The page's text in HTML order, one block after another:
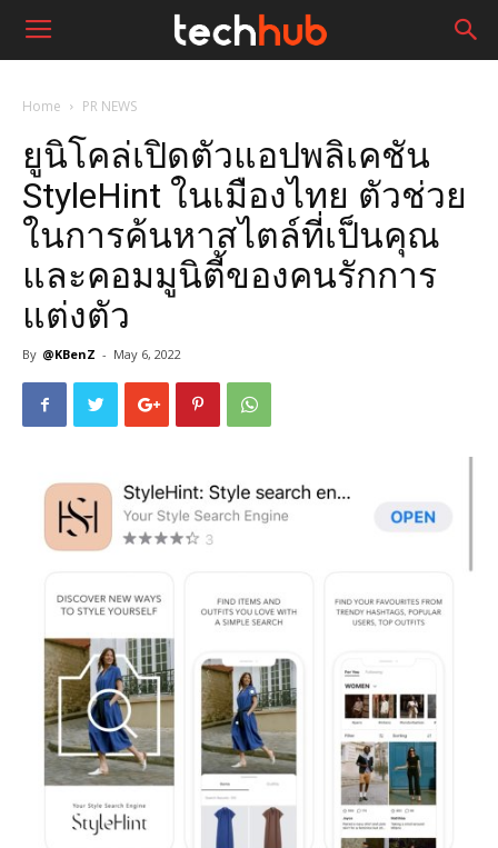
Home PR NEWS
ยูนิโคล่เปิดตัวแอปพลิเคชัน
StyleHint ในเมืองไทย ตัวช่วย
ในการค้นหาสไตล์ที่เป็นคุณ
และคอมมูนิตี้ของคนรักการ
แต่งตัว
By @KBenZ - May 6, 2022